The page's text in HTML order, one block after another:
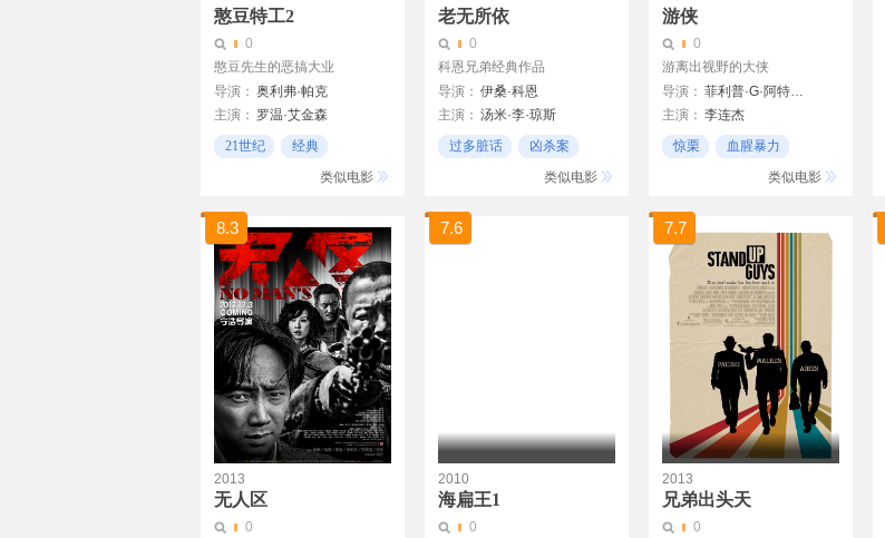
憨豆特工2
0
憨豆先生的恶搞大业
导演： 奥利弗·帕克
主演： 罗温·艾金森
吉莲·安德森
21世纪
经典
类似电影
老无所依
0
科恩兄弟经典作品
导演： 伊桑·科恩
乔尔·科恩
主演： 汤米·李·琼斯
哈维尔·巴登
伍迪·哈里森
过多脏话
凶杀案
类似电影
游侠
0
游离出视野的大侠
导演：
菲利普·G·阿特威尔
主演： 李连杰
杰森·斯坦森
尊龙
石桥凌
惊栗
血腥暴力
类似电影
8.3
2013
无人区
0
7.6
2010
海扁王1
0
7.7
2013
兄弟出头天
0